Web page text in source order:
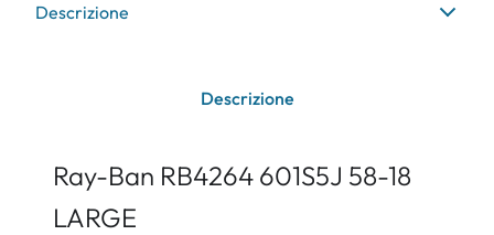
Descrizione
Descrizione
Ray-Ban RB4264 601S5J 58-18
LARGE